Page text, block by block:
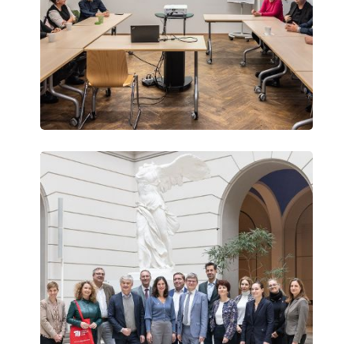
Vienna
Days